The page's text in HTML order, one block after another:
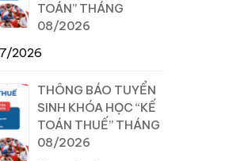
TOÁN” THÁNG
08/2026
2026
THÔNG BÁO TUYỂN
SINH KHÓA HỌC “KẾ
TOÁN THUẾ” THÁNG
08/2026